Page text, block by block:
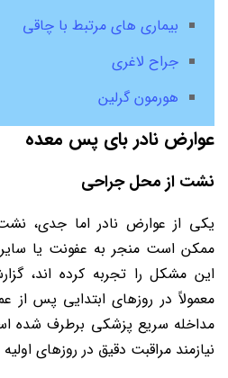
بیماری های مرتبط با چاقی
جراح لاغری
هورمون گرلین
عوارض نادر بای پس معده
نشت از محل جراحی
یکی از عوارض نادر اما جدی،
ممکن است منجر به عفونت یا
این مشکل را تجربه کرده اند،
معمولاً در روزهای ابتدایی پس
مداخله سریع پزشکی برطرف شده
نیازمند مراقبت دقیق در روزهای